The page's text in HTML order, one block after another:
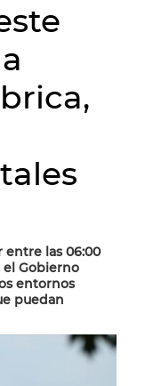
entre las 06:00
el Gobierno
entornos
puedan